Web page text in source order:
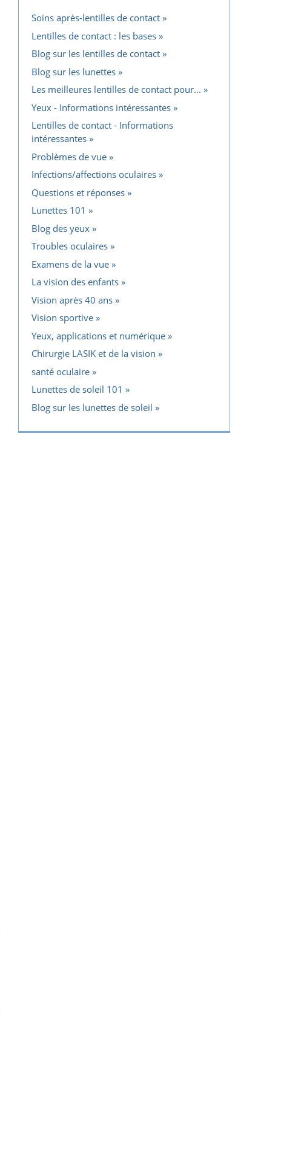
Soins après-lentilles de contact
Lentilles de contact : les bases
Blog sur les lentilles de contact
Blog sur les lunettes
Les meilleures lentilles de contact pour...
Yeux - Informations intéressantes
Lentilles de contact - Informations
intéressantes
Problèmes de vue
Infections/affections oculaires
Questions et réponses
Lunettes 101
Blog des yeux
Troubles oculaires
Examens de la vue
La vision des enfants
Vision après 40 ans
Vision sportive
Yeux, applications et numérique
Chirurgie LASIK et de la vision
santé oculaire
Lunettes de soleil 101
Blog sur les lunettes de soleil